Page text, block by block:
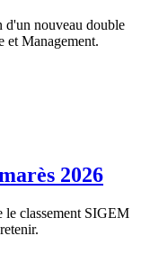
d'un nouveau double
et Management.
2026
le classement SIGEM